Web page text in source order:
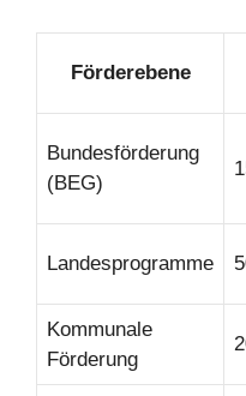
Förderebene
Bundesförderung
(BEG)
Landesprogramme
Kommunale
Förderung